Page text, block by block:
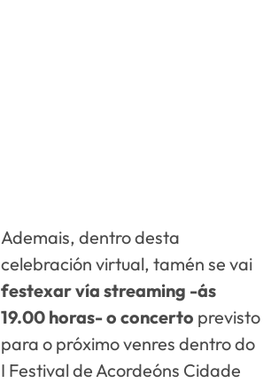
Ademais, dentro desta
celebración virtual, tamén se vai
festexar vía streaming -ás
19.00 horas- o concerto previsto
para o próximo venres dentro do
I Festival de Acordeóns Cidade